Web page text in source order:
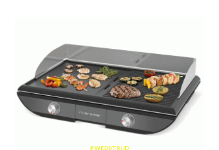
WEDSTRIJD